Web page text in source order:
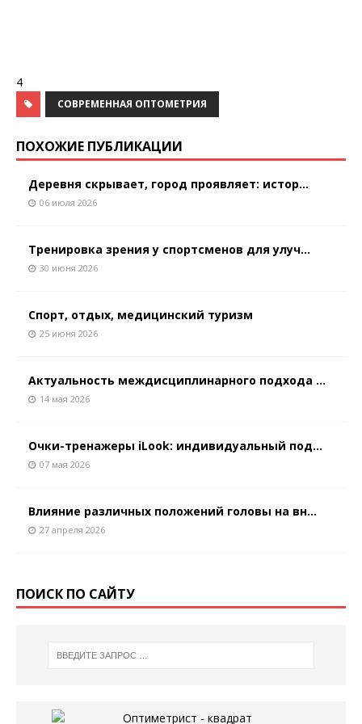
4
СОВРЕМЕННАЯ ОПТОМЕТРИЯ
ПОХОЖИЕ ПУБЛИКАЦИИ
Деревня скрывает, город проявляет: истор...
06 июля 2026
Тренировка зрения у спортсменов для улуч...
30 июня 2026
Спорт, отдых, медицинский туризм
25 июня 2026
Актуальность междисциплинарного подхода ...
14 мая 2026
Очки-тренажеры iLook: индивидуальный под...
07 мая 2026
Влияние различных положений головы на вн...
27 апреля 2026
ПОИСК ПО САЙТУ